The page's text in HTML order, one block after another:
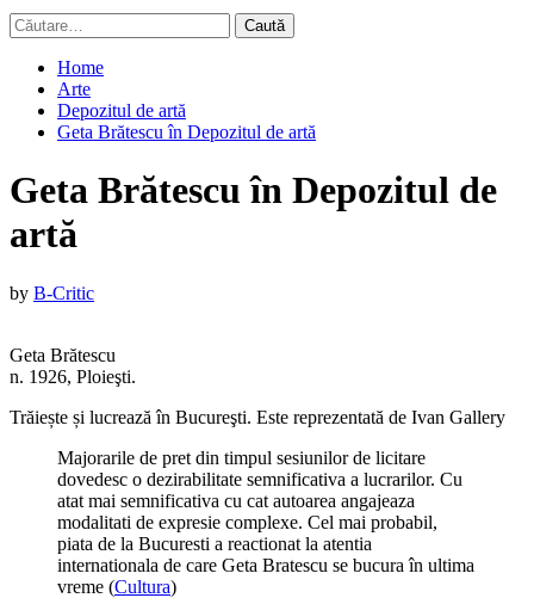
Caută
după:
Home
Arte
Depozitul de artă
Geta Brătescu în Depozitul de artă
Geta Brătescu în Depozitul de
artă
Published
8
septembrie
noiembrie
by B-Critic
Geta Brătescu
n. 1926, Ploieşti.
Trăiește și lucrează în Bucureşti. Este reprezentată de Ivan Gallery
Majorarile de pret din timpul sesiunilor de licitare
dovedesc o dezirabilitate semnificativa a lucrarilor. Cu
atat mai semnificativa cu cat autoarea angajeaza
modalitati de expresie complexe. Cel mai probabil,
piata de la Bucuresti a reactionat la atentia
internationala de care Geta Bratescu se bucura în ultima
vreme (Cultura)